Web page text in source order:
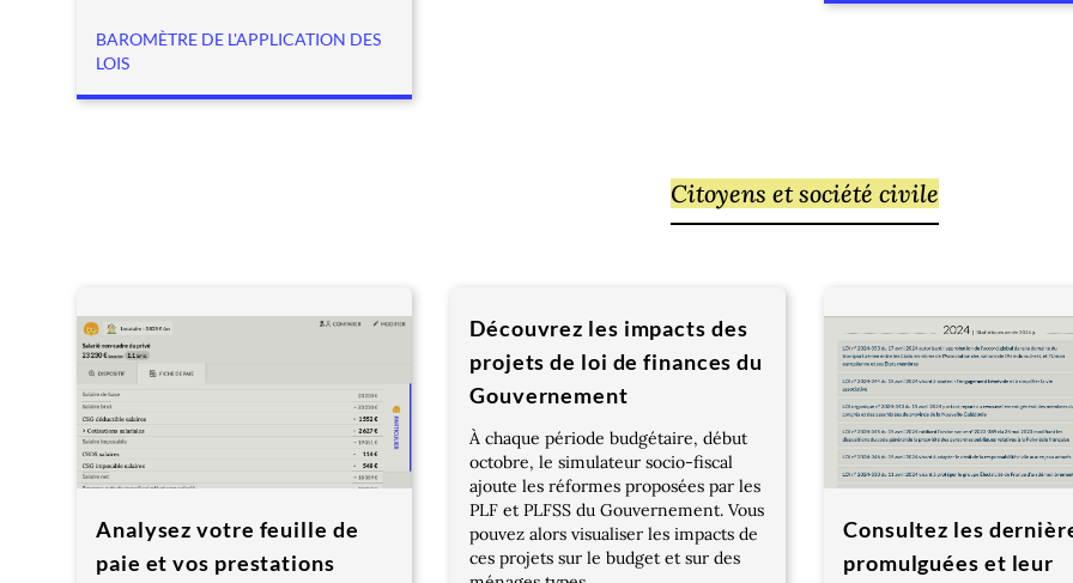
BAROMÈTRE DE L'APPLICATION DES
LOIS
Citoyens et société civile
Analysez votre feuille de
paie et vos prestations
Découvrez les impacts des
projets de loi de finances du
Gouvernement
À chaque période budgétaire, début
octobre, le simulateur socio-fiscal
ajoute les réformes proposées par les
PLF et PLFSS du Gouvernement. Vous
pouvez alors visualiser les impacts de
ces projets sur le budget et sur des
Consultez les
promulguées et leur